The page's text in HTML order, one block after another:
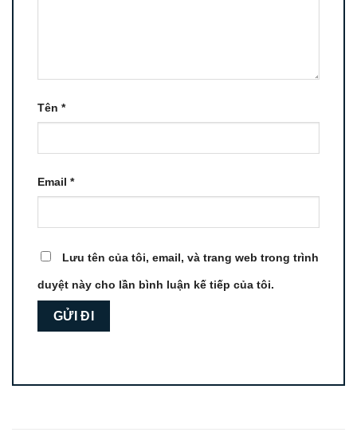
Tên *
Email *
Lưu tên của tôi, email, và trang web trong trình
duyệt này cho lần bình luận kế tiếp của tôi.